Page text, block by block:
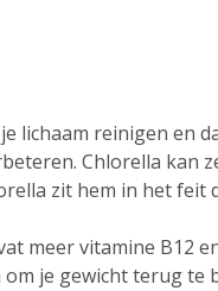
lichaam reinigen en
Chlorella kan
zit hem in het feit
meer vitamine B12
je gewicht terug te